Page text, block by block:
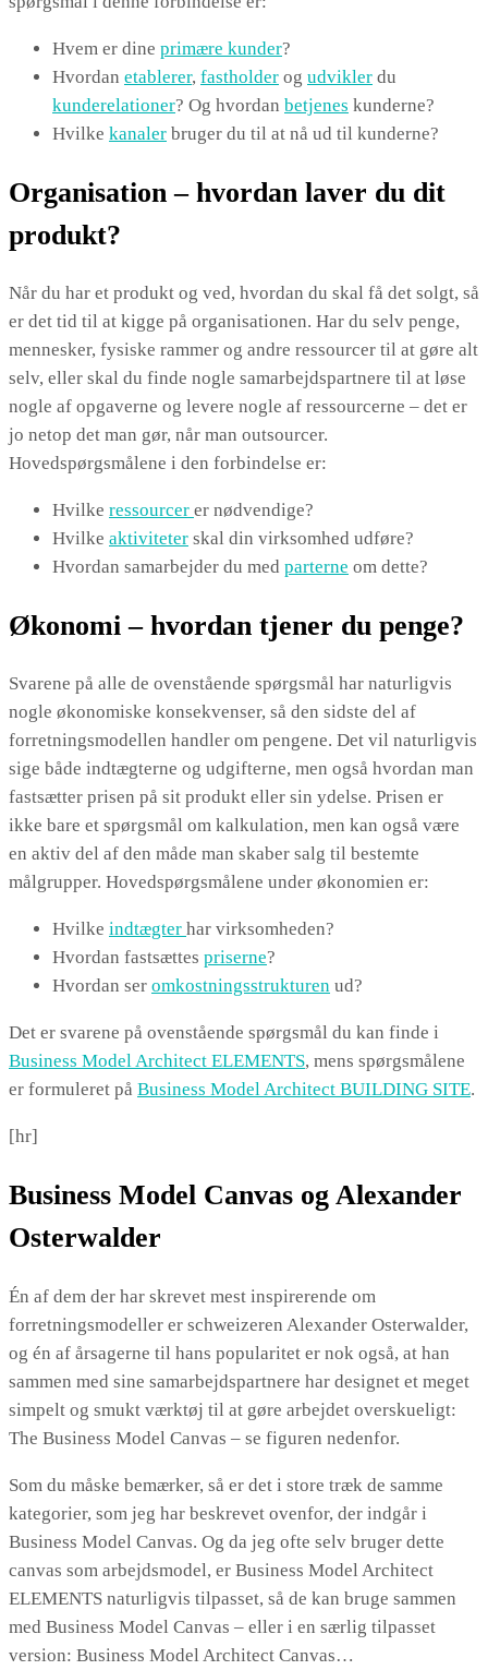
Hvem er dine primære kunder?
Hvordan etablerer, fastholder og udvikler du
kunderelationer? Og hvordan betjenes kunderne?
Hvilke kanaler bruger du til at nå ud til kunderne?
Organisation – hvordan laver du dit
produkt?
Når du har et produkt og ved, hvordan du skal få det solgt, så
er det tid til at kigge på organisationen. Har du selv penge,
mennesker, fysiske rammer og andre ressourcer til at gøre alt
selv, eller skal du finde nogle samarbejdspartnere til at løse
nogle af opgaverne og levere nogle af ressourcerne – det er
jo netop det man gør, når man outsourcer.
Hovedspørgsmålene i den forbindelse er:
Hvilke ressourcer er nødvendige?
Hvilke aktiviteter skal din virksomhed udføre?
Hvordan samarbejder du med parterne om dette?
Økonomi – hvordan tjener du penge?
Svarene på alle de ovenstående spørgsmål har naturligvis
nogle økonomiske konsekvenser, så den sidste del af
forretningsmodellen handler om pengene. Det vil naturligvis
sige både indtægterne og udgifterne, men også hvordan man
fastsætter prisen på sit produkt eller sin ydelse. Prisen er
ikke bare et spørgsmål om kalkulation, men kan også være
en aktiv del af den måde man skaber salg til bestemte
målgrupper. Hovedspørgsmålene under økonomien er:
Hvilke indtægter har virksomheden?
Hvordan fastsættes priserne?
Hvordan ser omkostningsstrukturen ud?
Det er svarene på ovenstående spørgsmål du kan finde i
Business Model Architect ELEMENTS, mens spørgsmålene
er formuleret på Business Model Architect BUILDING SITE.
[hr]
Business Model Canvas og Alexander
Osterwalder
Én af dem der har skrevet mest inspirerende om
forretningsmodeller er schweizeren Alexander Osterwalder,
og én af årsagerne til hans popularitet er nok også, at han
sammen med sine samarbejdspartnere har designet et meget
simpelt og smukt værktøj til at gøre arbejdet overskueligt:
The Business Model Canvas – se figuren nedenfor.
Som du måske bemærker, så er det i store træk de samme
kategorier, som jeg har beskrevet ovenfor, der indgår i
Business Model Canvas. Og da jeg ofte selv bruger dette
canvas som arbejdsmodel, er Business Model Architect
ELEMENTS naturligvis tilpasset, så de kan bruge sammen
med Business Model Canvas – eller i en særlig tilpasset
version: Business Model Architect Canvas…